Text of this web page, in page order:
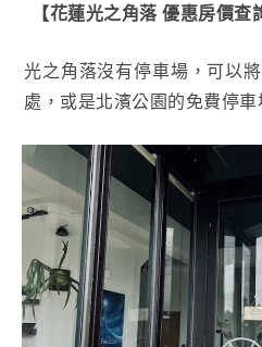
【花蓮光之角落 優惠房價查
光之角落沒有停車場，可以
處，或是北濱公園的免費停車